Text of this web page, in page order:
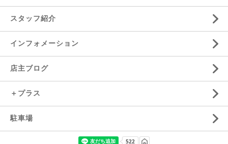
スタッフ紹介
インフォメーション
店主ブログ
＋プラス
駐車場